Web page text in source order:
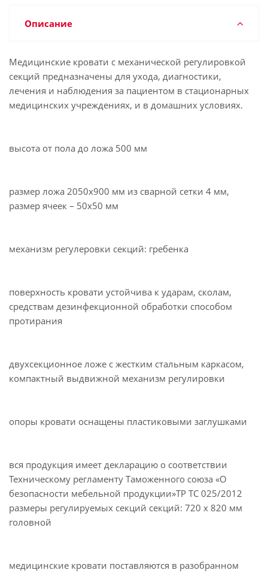
Описание
Медицинские кровати с механической регулировкой
секций предназначены для ухода, диагностики,
лечения и наблюдения за пациентом в стационарных
медицинских учреждениях, и в домашних условиях.
высота от пола до ложа 500 мм
размер ложа 2050х900 мм из сварной сетки 4 мм,
размер ячеек – 50х50 мм
механизм регулеровки секций: гребенка
поверхность кровати устойчива к ударам, сколам,
средствам дезинфекционной обработки способом
протирания
двухсекционное ложе с жестким стальным каркасом,
компактный выдвижной механизм регулировки
опоры кровати оснащены пластиковыми заглушками
вся продукция имеет декларацию о соответствии
Техническому регламенту Таможенного союза «О
безопасности мебельной продукции»ТР ТС 025/2012
размеры регулируемых секций секций: 720 х 820 мм
головной
медицинские кровати поставляются в разобранном